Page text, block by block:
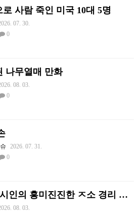
로 사람 죽인 미국 10대 5명
07. 30.
0
나무열매 만화
08. 03.
0
2026. 07. 31.
0
19) 디시인의 흥미진진한 ㅈ소 경리 ㄸ먹은 썰
08. 03.